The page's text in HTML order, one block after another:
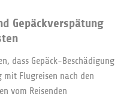
Gepäckverspätung
dass Gepäck-Beschädigung
Flugreisen nach den
vom Reisenden